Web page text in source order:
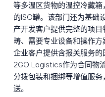
等多温区货物的温控冷藏
的ISO罐。该部门还为基础
产开发客户提供完整的项
畴、需要专业设备和操作
企业客户提供含报关服务的
2GO Logistics作为合同物
分拨包装和捆绑等增值服
送。